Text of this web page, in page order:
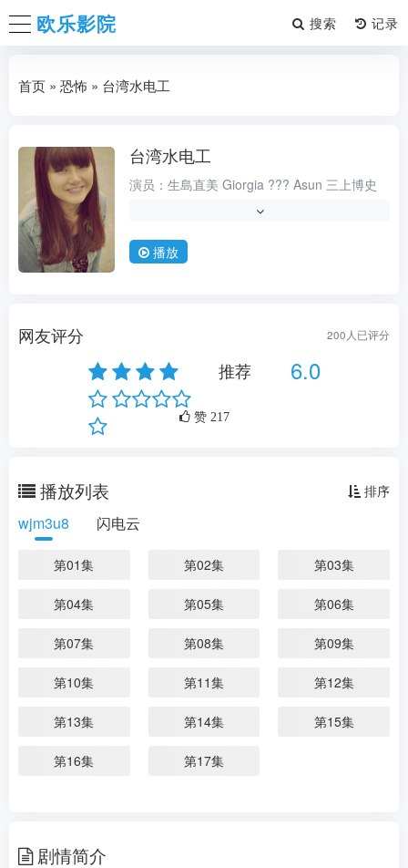
欧乐影院 搜索
首页 » 恐怖 » 台湾水电工
台湾水电工
演员： 生島直美 Giorgia ??? Asun 三上博史
类型：,科幻
状态：高清中字
语言：德语
剧情： ...更多
播放
网友评分 200 人已评分
推荐 6.0
赞 217
播放列表 排序
wjm3u8 闪电云
第01集 第02集 第03集
第04集 第05集 第06集
第07集 第08集 第09集
第10集 第11集 第12集
第13集 第14集 第15集
第16集 第17集
剧情简介